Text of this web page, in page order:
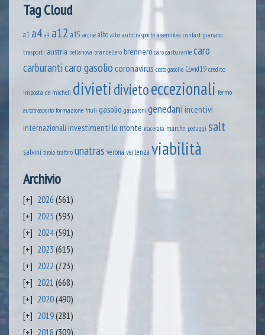
Tag Cloud
a1 a4 a9 a12 a15 accise albo albo autotrasporto assemblea confartigianato
trasporti austria bellanova brandellero brennero caro carburante caro
carburanticaro gasoliocoronavirus costo gasolio Covid19credito
imposta de micheli divietidivietoeccezionali fermo
autotrasporto formazione friuli gasolio gasparoni genedani incentivi
internazionali investimenti lo monte macerata marche pedaggi salt
salvini tirolo traforo unatras verona vertenza viabilità
Archivio
2026 (561)
2025 (593)
2024(591)
2023 (615)
2022 (723)
2021 (668)
2020(490)
2019(281)
2018 (309)